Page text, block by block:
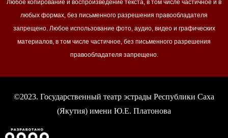
Любое копирование и воспроизведение текста, в том числе частичное и в
любых формах, без письменного разрешения правообладателя
запрещено. Любое использование фото, аудио, видео и графических
материалов, в том числе частичное, без письменного разрешения
правообладателя запрещено.
©2023. Государственный театр эстрады Республики Саха
(Якутия) имени Ю.Е. Платонова